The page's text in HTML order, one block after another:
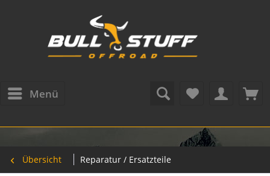
Menü
Übersicht Reparatur / Ersatzteile